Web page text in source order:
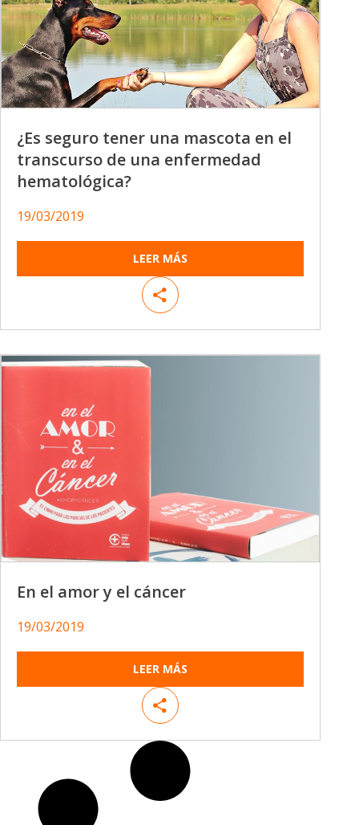
¿Es seguro tener una mascota en el
transcurso de una enfermedad
hematológica?
19/03/2019
LEER MÁS
En el amor y el cáncer
19/03/2019
LEER MÁS